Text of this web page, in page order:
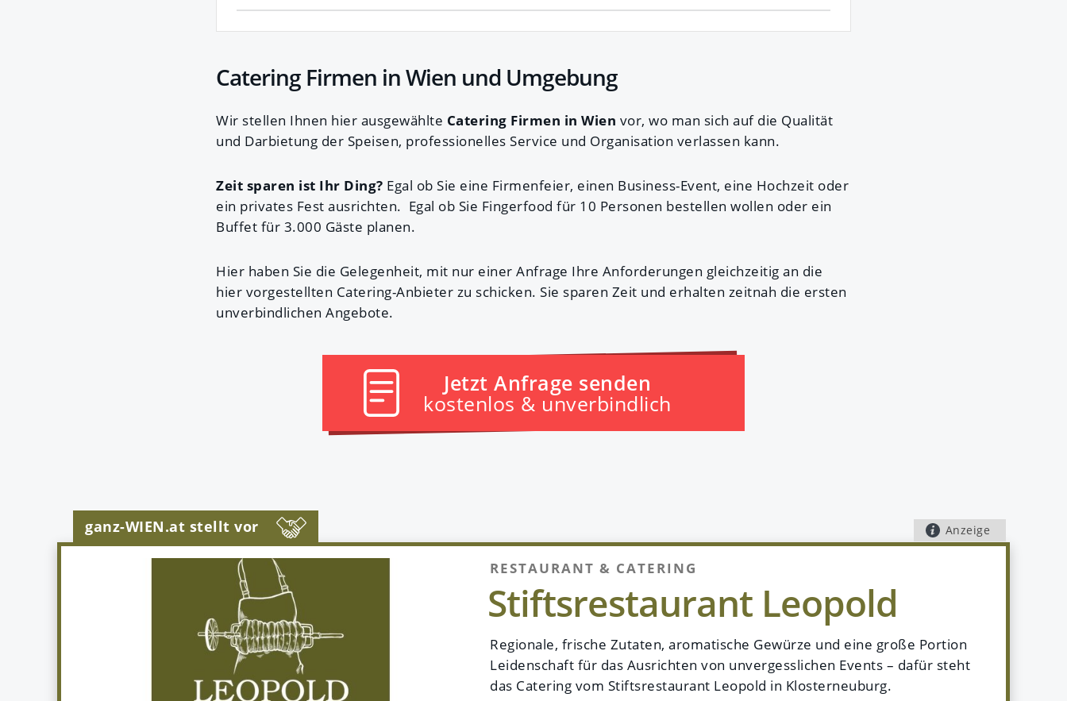
Catering Firmen in Wien und Umgebung
Wir stellen Ihnen hier ausgewählte Catering Firmen in Wien vor, wo man sich auf die Qualität
und Darbietung der Speisen, professionelles Service und Organisation verlassen kann.
Zeit sparen ist Ihr Ding? Egal ob Sie eine Firmenfeier, einen Business-Event, eine Hochzeit oder
ein privates Fest ausrichten. Egal ob Sie Fingerfood für 10 Personen bestellen wollen oder ein
Buffet für 3.000 Gäste planen.
Hier haben Sie die Gelegenheit, mit nur einer Anfrage Ihre Anforderungen gleichzeitig an die
hier vorgestellten Catering-Anbieter zu schicken. Sie sparen Zeit und erhalten zeitnah die ersten
unverbindlichen Angebote.
Jetzt Anfrage senden
kostenlos & unverbindlich
ganz-WIEN.at stellt vor
RESTAURANT & CATERING
Stiftsrestaurant Leopold
Regionale, frische Zutaten, aromatische Gewürze und eine große Portion
Leidenschaft für das Ausrichten von unvergesslichen Events – dafür steht
das Catering vom Stiftsrestaurant Leopold in Klosterneuburg.
Anzeige